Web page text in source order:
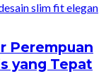
Perempuan
yang Tepat